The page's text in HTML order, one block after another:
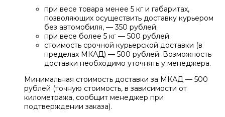
при весе товара менее 5 кг и габаритах,
позволяющих осуществить доставку курьером
без автомобиля, — 350 рублей;
при весе более 5 кг — 500 рублей;
стоимость срочной курьерской доставки (в
пределах МКАД) — 500 рублей. Возможность
доставки необходимо уточнять у менеджера.
Минимальная стоимость доставки за МКАД — 500
рублей (точную стоимость, в зависимости от
километража, сообщит менеджер при
подтверждении заказа).